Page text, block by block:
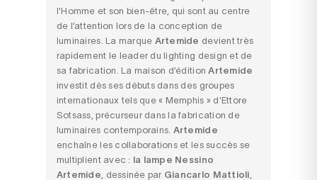
l’Homme et son bien-être, qui sont au centre
de l’attention lors de la conception de
luminaires. La marque Artemide devient très
rapidement le leader du lighting design et de
sa fabrication. La maison d’éditionArtemide
investit dès ses débuts dans des groupes
internationaux tels que « Memphis » d'Ettore
Sotsass, précurseur dans la fabrication de
luminaires contemporains. Artemide
enchaîne les collaborations et les succès se
multiplient avec : la lampe Nessino
Artemide , dessinée par Giancarlo Mattioli